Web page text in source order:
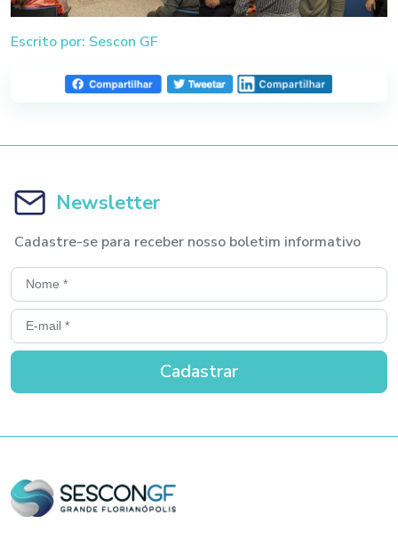
Escrito por: Sescon GF
Newsletter
Cadastre-se para receber nosso boletim informativo